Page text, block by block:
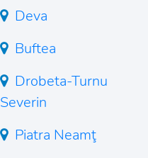
Deva
Buftea
Drobeta-Turnu
Severin
Piatra Neamţ